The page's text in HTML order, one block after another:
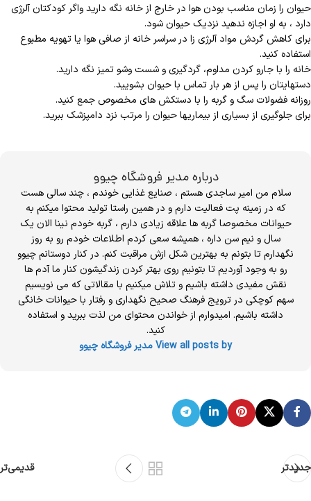
حیوان را زمان مناسب بودن هوا در خارج از خانه نگه دارید واگر کودکتان آلرژی
دارد ، به او اجازه ندهید نزدیک حیوان شود.
برای کاهش گردش مواد آلرژی زا در سراسر خانه از صافی هوا یا تهویه مطبوع
استفاده کنید.
خانه را با جارو کردن مداوم، گردگیری و شست وشو تمیز نگه دارید.
دستهایتان را پس از هر بار تماس با حیوان بشویید.
روزانه فضولات سگ و گربه را با دستکش های مخصوص جمع کنید.
برای جلوگیری از بسیاری از بیماریها حیوان را مرتب نزد دامپزشک ببرید.
درباره مدیر فروشگاه چیوو
سلام من امیر ساجدی هستم ، صنایع غذایی خوندم ، چند سالی هست
که در زمینه پت فعالیت دارم و در همین راستا تولید محتوا میکنم به
حیوانات مخصوصا گربه ها علاقه زیادی دارم ، گربه خودم نینا الان یک
سال و نیم سن داره ، همیشه سعی کردم اطلاعات خودم رو به روز
نگهدارم تا بتونم به بهترین شکل ازش مراقبت کنم. در کنار دوستانم چیوو
رو به وجود آوردیم تا بتونیم روی بهتر کردن زندگیشون کنار ما آدم ها
نقش مفیدی داشته باشیم و تلاش میکنیم با مقالاتی که می نویسیم
سهم کوچکی در ترویج فرهنگ صحیح نگهداری و رفتار با حیوانات خانگی
داشته باشیم. امیدوارم از خواندن محتوای من لذت ببرید و استفاده
کنید.
View all posts by مدیر فروشگاه چیوو
جدیدتر قدیمی‌تر